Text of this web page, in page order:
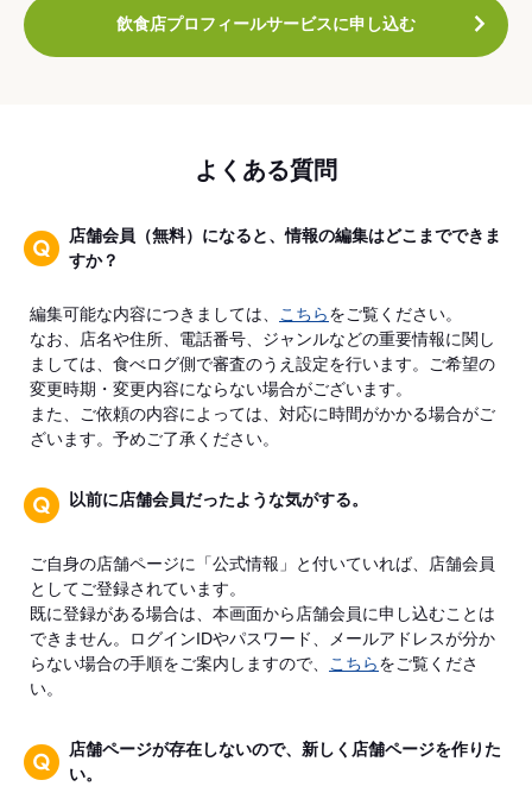
飲食店プロフィールサービスに申し込む
よくある質問
店舗会員（無料）になると、情報の編集はどこまでできま
すか？
編集可能な内容につきましては、 こちらをご覧ください。
なお、店名や住所、電話番号、ジャンルなどの重要情報に関し
ましては、食べログ側で審査のうえ設定を行います。ご希望の
変更時期・変更内容にならない場合がございます。
また、ご依頼の内容によっては、対応に時間がかかる場合がご
ざいます。予めご了承ください。
以前に店舗会員だったような気がする。
ご自身の店舗ページに「公式情報」と付いていれば、店舗会員
としてご登録されています。
既に登録がある場合は、本画面から店舗会員に申し込むことは
できません。ログインIDやパスワード、メールアドレスが分か
らない場合の手順をご案内しますので、
こちらをご覧くださ
い。
店舗ページが存在しないので、新しく店舗ページを作りた
い。